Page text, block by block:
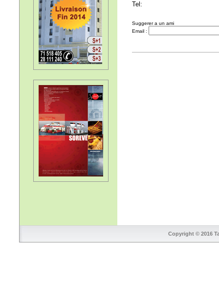
Tel:
Suggerer a un ami
Email :
Copyright © 2016